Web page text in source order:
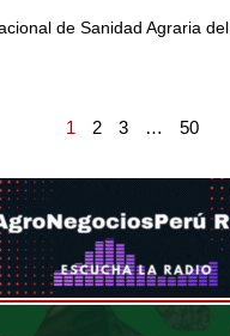
de Sanidad Agraria
1 2 3 … 50